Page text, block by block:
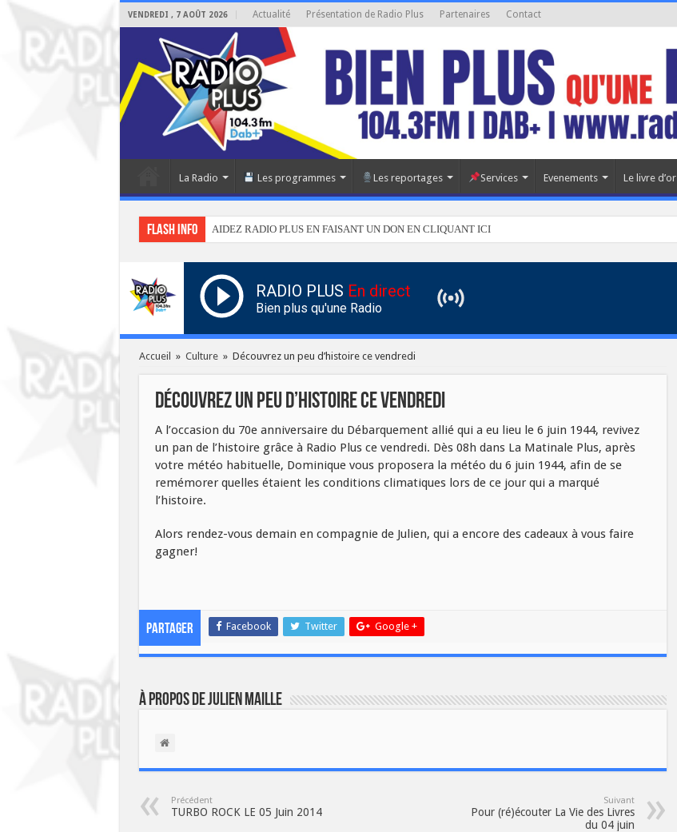
VENDREDI , 7 AOÛT 2026 Actualité Présentation de Radio Plus Partenaires Contact
La Radio Les programmes Les reportages Services Evenements Le livre d’or
Flash info AIDEZ RADIO PLUS EN FAISANT UN DON EN CLIQUANT ICI
RADIO PLUS En direct
Bien plus qu'une Radio
Accueil » Culture » Découvrez un peu d’histoire ce vendredi
Découvrez un peu d’histoire ce vendredi
A l’occasion du 70e anniversaire du Débarquement allié qui a eu lieu le 6 juin 1944, revivez
un pan de l’histoire grâce à Radio Plus ce vendredi. Dès 08h dans La Matinale Plus, après
votre météo habituelle, Dominique vous proposera la météo du 6 juin 1944, afin de se
remémorer quelles étaient les conditions climatiques lors de ce jour qui a marqué
l’histoire.
Alors rendez-vous demain en compagnie de Julien, qui a encore des cadeaux à vous faire
gagner!
Partager Facebook Twitter Google +
À propos de Julien Maille
Précédent
TURBO ROCK LE 05 Juin 2014
Suivant
Pour (ré)écouter La Vie des Livres
du 04 juin